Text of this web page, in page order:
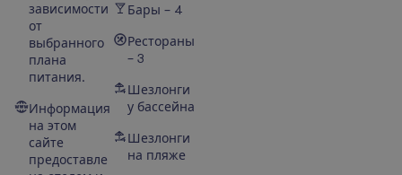
зависимости
от
выбранного
плана
питания.
Информация
на этом
сайте
предоставле
Бары – 4
Рестораны
– 3
Шезлонги
у бассейна
Шезлонги
на пляже